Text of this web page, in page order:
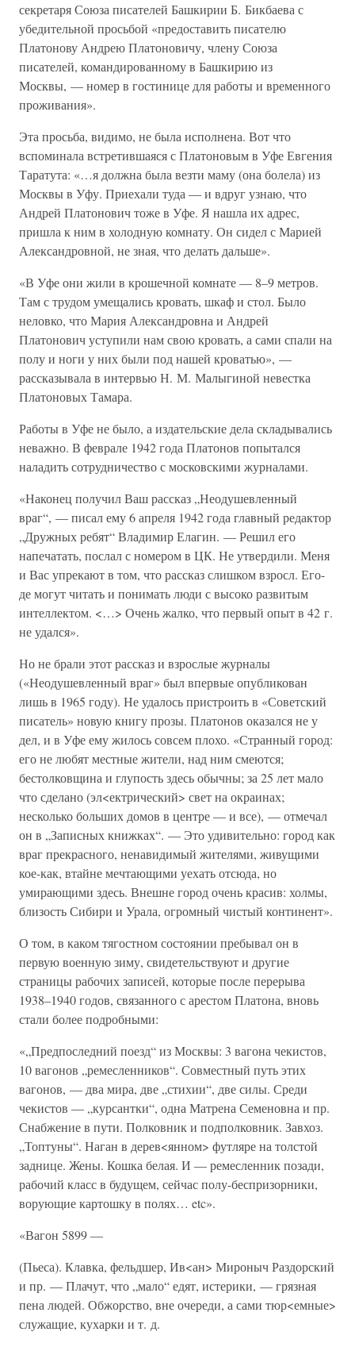
секретаря Союза писателей Башкирии Б. Бикбаева с
убедительной просьбой «предоставить писателю
Платонову Андрею Платоновичу, члену Союза
писателей, командированному в Башкирию из
Москвы, — номер в гостинице для работы и временного
проживания».
Эта просьба, видимо, не была исполнена. Вот что
вспоминала встретившаяся с Платоновым в Уфе Евгения
Таратута: «…я должна была везти маму (она болела) из
Москвы в Уфу. Приехали туда — и вдруг узнаю, что
Андрей Платонович тоже в Уфе. Я нашла их адрес,
пришла к ним в холодную комнату. Он сидел с Марией
Александровной, не зная, что делать дальше».
«В Уфе они жили в крошечной комнате — 8–9 метров.
Там с трудом умещались кровать, шкаф и стол. Было
неловко, что Мария Александровна и Андрей
Платонович уступили нам свою кровать, а сами спали на
полу и ноги у них были под нашей кроватью», —
рассказывала в интервью Н. М. Малыгиной невестка
Платоновых Тамара.
Работы в Уфе не было, а издательские дела складывались
неважно. В феврале 1942 года Платонов попытался
наладить сотрудничество с московскими журналами.
«Наконец получил Ваш рассказ „Неодушевленный
враг“, — писал ему 6 апреля 1942 года главный редактор
„Дружных ребят“ Владимир Елагин. — Решил его
напечатать, послал с номером в ЦК. Не утвердили. Меня
и Вас упрекают в том, что рассказ слишком взросл. Его-
де могут читать и понимать люди с высоко развитым
интеллектом. <…> Очень жалко, что первый опыт в 42 г.
не удался».
Но не брали этот рассказ и взрослые журналы
(«Неодушевленный враг» был впервые опубликован
лишь в 1965 году). Не удалось пристроить в «Советский
писатель» новую книгу прозы. Платонов оказался не у
дел, и в Уфе ему жилось совсем плохо. «Странный город:
его не любят местные жители, над ним смеются;
бестолковщина и глупость здесь обычны; за 25 лет мало
что сделано (эл<ектрический> свет на окраинах;
несколько больших домов в центре — и все), — отмечал
он в „Записных книжках“. — Это удивительно: город как
враг прекрасного, ненавидимый жителями, живущими
кое-как, втайне мечтающими уехать отсюда, но
умирающими здесь. Внешне город очень красив: холмы,
близость Сибири и Урала, огромный чистый континент».
О том, в каком тягостном состоянии пребывал он в
первую военную зиму, свидетельствуют и другие
страницы рабочих записей, которые после перерыва
1938–1940 годов, связанного с арестом Платона, вновь
стали более подробными:
«„Предпоследний поезд“ из Москвы: 3 вагона чекистов,
10 вагонов „ремесленников“. Совместный путь этих
вагонов, — два мира, две „стихии“, две силы. Среди
чекистов — „курсантки“, одна Матрена Семеновна и пр.
Снабжение в пути. Полковник и подполковник. Завхоз.
„Топтуны“. Наган в дерев<янном> футляре на толстой
заднице. Жены. Кошка белая. И — ремесленник позади,
рабочий класс в будущем, сейчас полу-беспризорники,
ворующие картошку в полях… etc».
«Вагон 5899 —
(Пьеса). Клавка, фельдшер, Ив<ан> Мироныч Раздорский
и пр. — Плачут, что „мало“ едят, истерики, — грязная
пена людей. Обжорство, вне очереди, а сами тюр<емные>
служащие, кухарки и т. д.